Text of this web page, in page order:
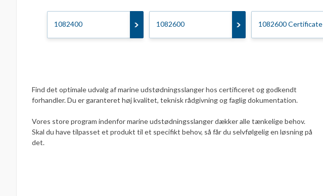
1082400 1082600 1082600 Certificate
Find det optimale udvalg af marine udstødningsslanger hos certificeret og godkendt
forhandler. Du er garanteret høj kvalitet, teknisk rådgivning og faglig dokumentation.
Vores store program indenfor marine udstødningsslanger dækker alle tænkelige behov.
Skal du have tilpasset et produkt til et specifikt behov, så får du selvfølgelig en løsning på
det.